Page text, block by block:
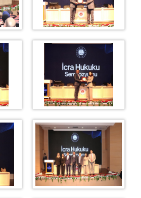
Edilmesi Gereken
Bilgileri
Hesap ve Vergi Numaları